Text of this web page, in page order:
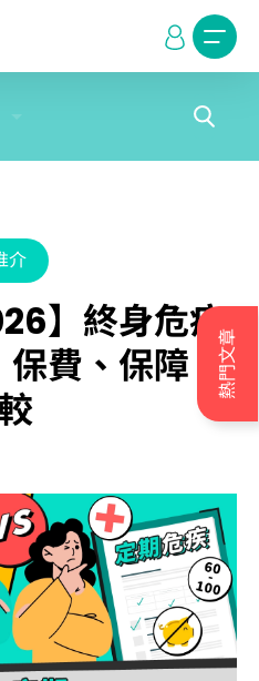
熱門文章
介
】終身危疾
費、保障、